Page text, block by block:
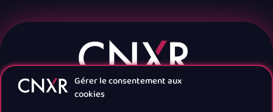
Gérer le consentement aux
cookies